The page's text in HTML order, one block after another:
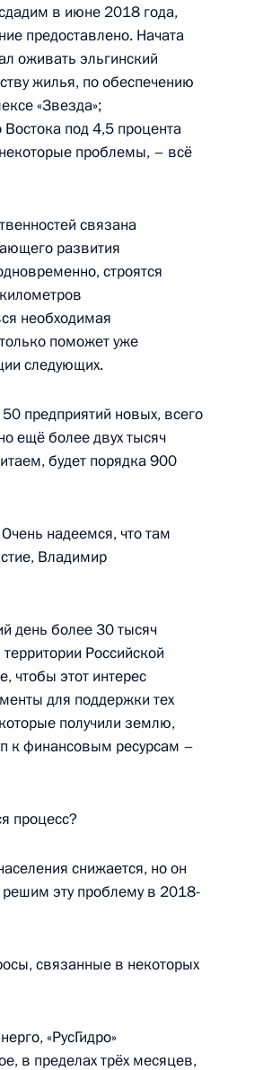
в июне 2018 года,
предоставлено. Начата
оживать эльгинский
жилья, по обеспечению
«Звезда»;
под 4,5 процента
проблемы, – всё
связана
развития
строятся
необходимая
поможет уже
следующих.
предприятий новых, всего
ещё более двух тысяч
будет порядка 900
надеемся, что там
Владимир
день более 30 тысяч
Российской
чтобы этот интерес
для поддержки тех
получили землю,
к финансовым ресурсам –
процесс?
снижается, но он
эту проблему в 2018-
связанные в некоторых
«РусГидро»
в пределах трёх месяцев,